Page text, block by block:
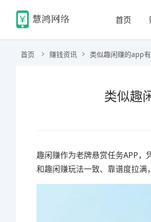
首页
首页 赚钱资讯 类似趣闲赚的app
类似趣
趣闲赚作为老牌悬赏任务APP，
和趣闲赚玩法一致、靠谱度拉满